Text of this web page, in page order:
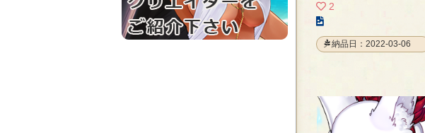
2
の
イ
ト
の
ペ
納品日：2022-03-06